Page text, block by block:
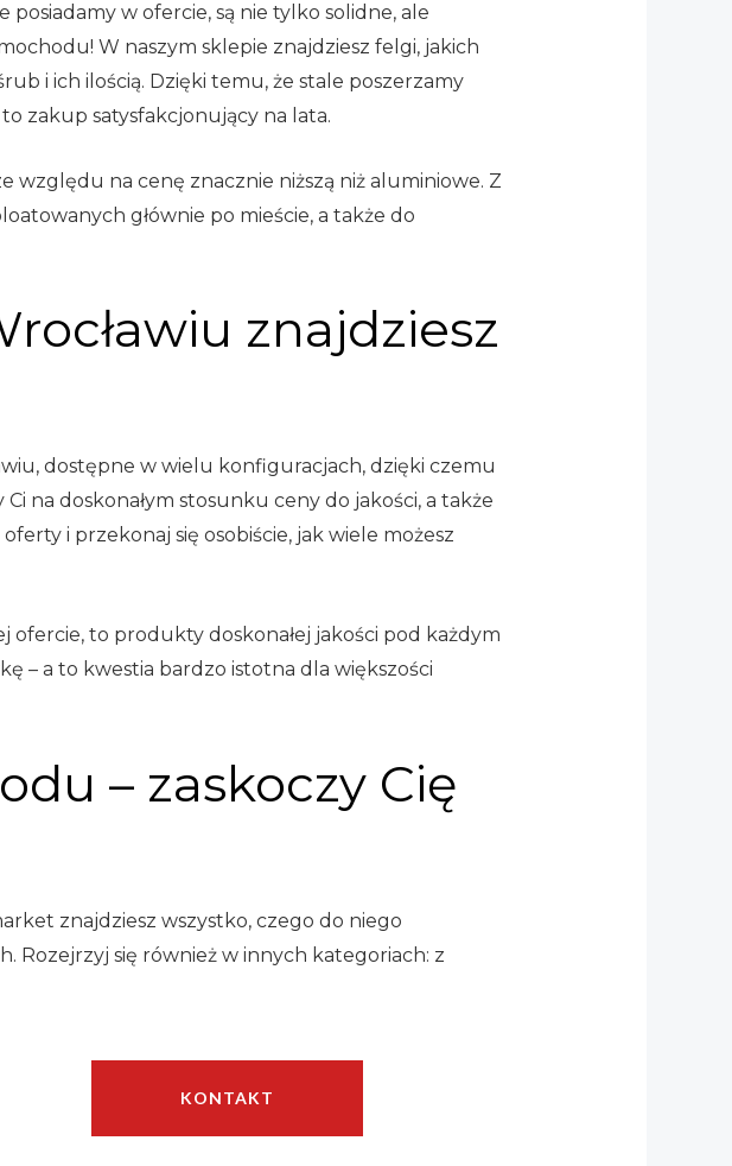
posiadamy w ofercie, są nie tylko solidne, ale
W naszym sklepie znajdziesz felgi, jakich
i ich ilością. Dzięki temu, że stale poszerzamy
zakup satysfakcjonujący na lata.
względu na cenę znacznie niższą niż aluminiowe. Z
głównie po mieście, a także do
znajdziesz
dostępne w wielu konfiguracjach, dzięki czemu
na doskonałym stosunku ceny do jakości, a także
i przekonaj się osobiście, jak wiele możesz
ofercie, to produkty doskonałej jakości pod każdym
– a to kwestia bardzo istotna dla większości
– zaskoczy Cię
znajdziesz wszystko, czego do niego
się również w innych kategoriach: z
KONTAKT